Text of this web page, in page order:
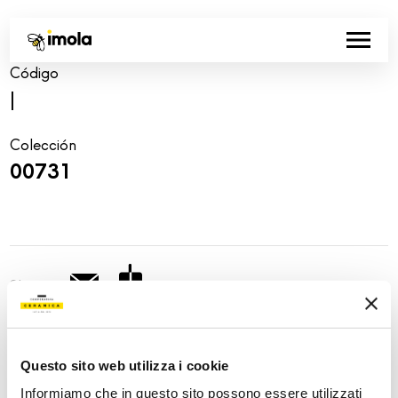
Questo sito web utilizza i cookie
Informiamo che in questo sito possono essere utilizzati
Código
Colección
00731
Share: